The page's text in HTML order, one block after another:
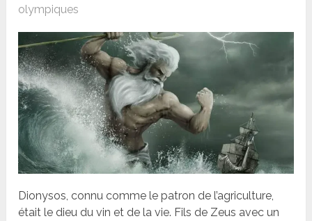
olympiques
Dionysos, connu comme le patron de l’agriculture,
était le dieu du vin et de la vie. Fils de Zeus avec un